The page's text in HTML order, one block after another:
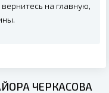
на главную,
ЧЕРКАСОВА